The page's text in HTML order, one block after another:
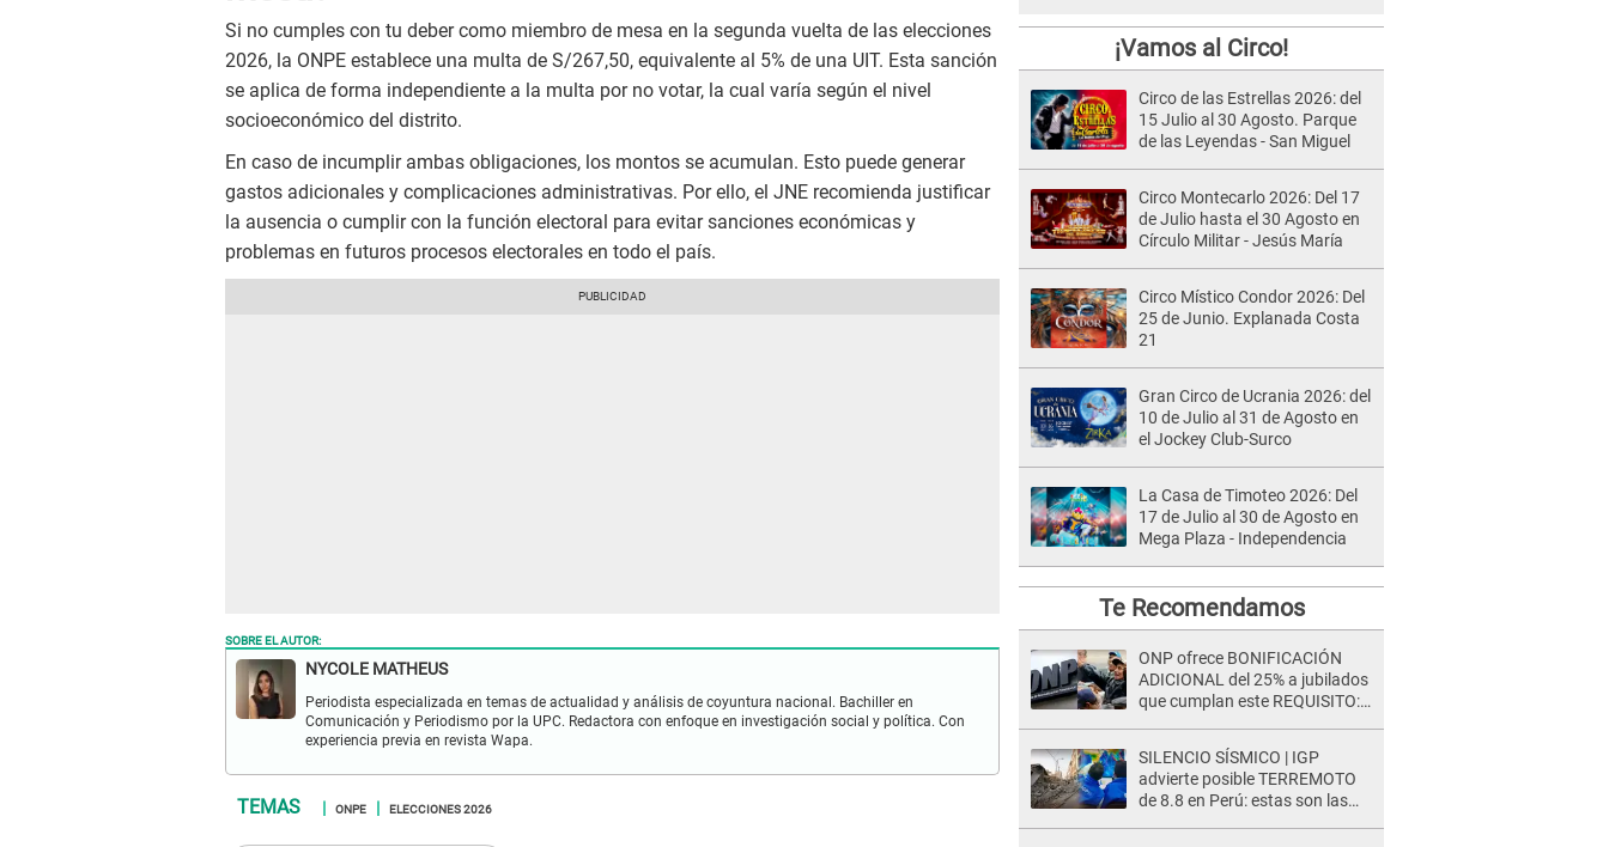
Si no cumples con tu deber como miembro de mesa en la segunda vuelta de las elecciones
2026, la ONPE establece una multa de S/267,50, equivalente al 5% de una UIT. Esta sanción
se aplica de forma independiente a la multa por no votar, la cual varía según el nivel
socioeconómico del distrito.
En caso de incumplir ambas obligaciones, los montos se acumulan. Esto puede generar
gastos adicionales y complicaciones administrativas. Por ello, el JNE recomienda justificar
la ausencia o cumplir con la función electoral para evitar sanciones económicas y
problemas en futuros procesos electorales en todo el país.
SOBRE EL AUTOR:
NYCOLE MATHEUS
Periodista especializada en temas de actualidad y análisis de coyuntura nacional. Bachiller en
Comunicación y Periodismo por la UPC. Redactora con enfoque en investigación social y política. Con
experiencia previa en revista Wapa.
ONPE ELECCIONES 2026
¡Vamos al Circo!
Circo de las Estrellas 2026: del
15 Julio al 30 Agosto. Parque
de las Leyendas - San Miguel
Circo Montecarlo 2026: Del 17
de Julio hasta el 30 Agosto en
Círculo Militar - Jesús María
Circo Místico Condor 2026: Del
25 de Junio. Explanada Costa
21
Gran Circo de Ucrania 2026: del
10 de Julio al 31 de Agosto en
el Jockey Club-Surco
La Casa de Timoteo 2026: Del
17 de Julio al 30 de Agosto en
Mega Plaza - Independencia
Te Recomendamos
ONP ofrece BONIFICACIÓN
ADICIONAL del 25% a jubilados
que cumplan este REQUISITO:
SILENCIO SÍSMICO | IGP
advierte posible TERREMOTO
de 8.8 en Perú: estas son las